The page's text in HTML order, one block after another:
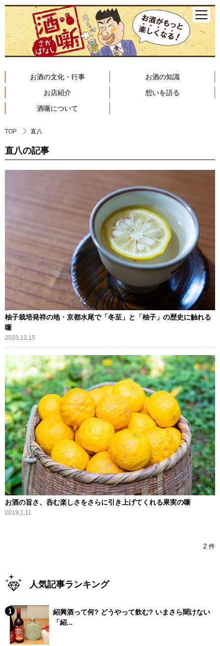
お酒の文化・行事
お酒の知識
お店紹介
想いを語る
酒噺について
TOP 直八
直八の記事
柚子栽培発祥の地・京都水尾で「冬至」と「柚子」の歴史に触れる
噺
2023,12,15
お酒の旨さ、呑む楽しさをさらに引き上げてくれる果実の噺
2019,1,11
2 件
人気記事ランキング
紹興酒って何? どうやって飲む? いまさら聞けない
「紹...